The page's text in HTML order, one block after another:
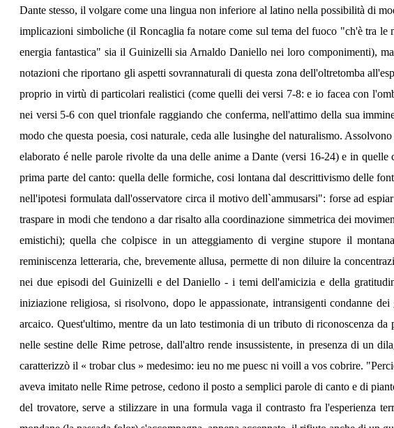
Dante stesso, il volgare come una lingua non inferiore al latino nella possibilità di
implicazioni simboliche (il Roncaglia fa notare come sul tema del fuoco "ch'è tra
energia fantastica" sia il Guinizelli sia Arnaldo Daniello nei loro componimenti),
notazioni che riportano gli aspetti sovrannaturali di questa zona dell'oltretomba
proprio in virtù di particolari realistici (come quelli dei versi 7-8: e io facea con
nei versi 5-6 con quel trionfale raggiando che conferma, nell'attimo della sua
modo che questa poesia, cosi naturale, ceda alle lusinghe del naturalismo.
elaborato é nelle parole rivolte da una delle anime a Dante (versi 16-24) e in
prima parte del canto: quella delle formiche, cosi lontana dal descrittivismo delle
nell'ipotesi formulata dall'osservatore circa il motivo dell`ammusarsi": forse ad
traspare in modi che tendono a dar risalto alla coordinazione simmetrica dei
emistichi); quella che colpisce in un atteggiamento di vergine stupore il
reminiscenza letteraria, che, brevemente allusa, permette di non diluire la
nei due episodi del Guinizelli e del Daniello - i temi dell'amicizia e della
iniziazione religiosa, si risolvono, dopo le appassionate, intransigenti condanne
arcaico. Quest'ultimo, mentre da un lato testimonia di un tributo di riconoscenza
nelle sestine delle Rime petrose, dall'altro rende insussistente, in presenza di un
caratterizzò il « trobar clus » medesimo: ieu no me puesc ni voill a vos cobrire.
aveva imitato nelle Rime petrose, cedono il posto a semplici parole di canto e di
del trovatore, serve a stilizzare in una formula vaga il contrasto fra l'esperienza